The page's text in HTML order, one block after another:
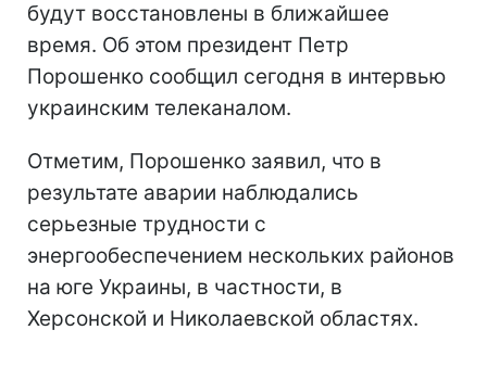
будут восстановлены в ближайшее
время. Об этом президент Петр
Порошенко сообщил сегодня в интервью
украинским телеканалом.
Отметим, Порошенко заявил, что в
результате аварии наблюдались
серьезные трудности с
энергообеспечением нескольких районов
на юге Украины, в частности, в
Херсонской и Николаевской областях.